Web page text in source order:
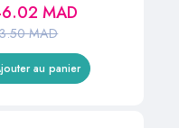
MAD
MAD
au panier